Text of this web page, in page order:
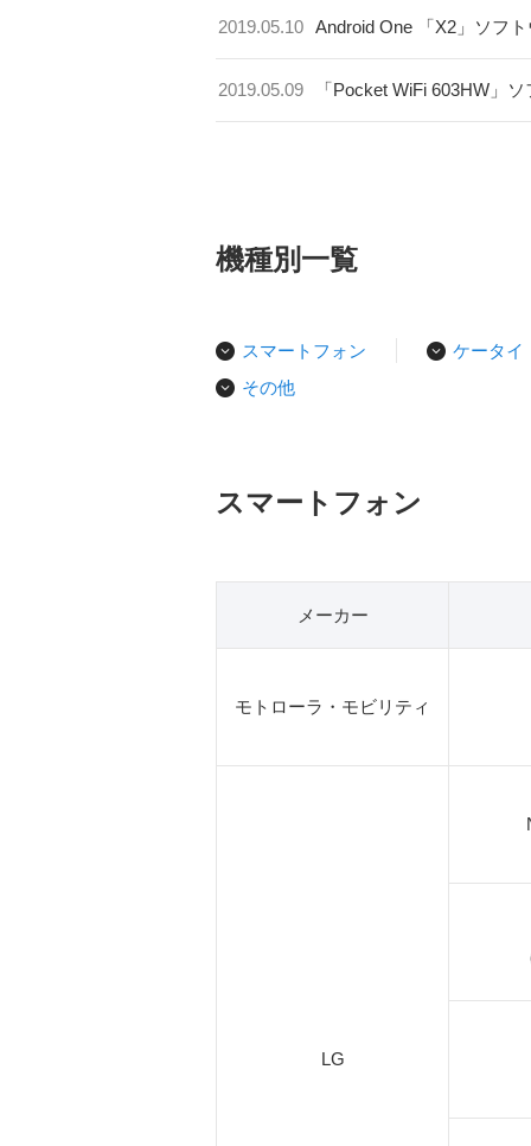
2019.05.10 Android One 「X2」ソフ
2019.05.09 「Pocket WiFi 603HW」
機種別一覧
スマートフォン ケータイ
その他
スマートフォン
メーカー
モトローラ・モビリティ
LG